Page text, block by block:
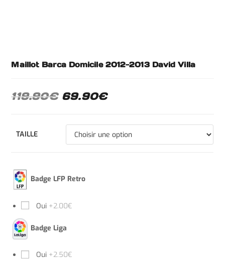
Maillot Barca Domicile 2012-2013 David Villa
119.90€ 69.90€
TAILLE
Badge LFP Retro
Oui +2.00€
Badge Liga
Oui +2.50€